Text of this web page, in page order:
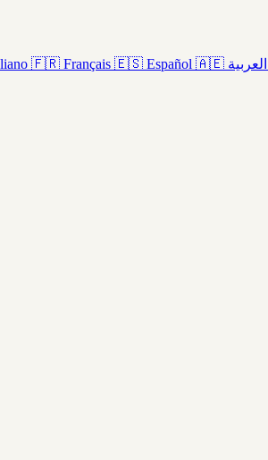
🇫🇷 Français 🇪🇸 Español 🇦🇪 العربية